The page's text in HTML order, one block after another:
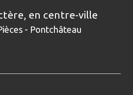
en centre-ville
- Pontchâteau